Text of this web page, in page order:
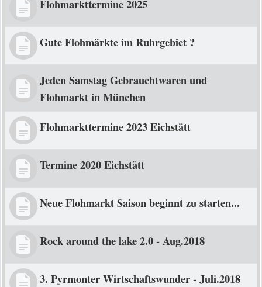
Flohmarkttermine 2025
Gute Flohmärkte im Ruhrgebiet ?
Jeden Samstag Gebrauchtwaren und
Flohmarkt in München
Flohmarkttermine 2023 Eichstätt
Termine 2020 Eichstätt
Neue Flohmarkt Saison beginnt zu starten...
Rock around the lake 2.0 - Aug.2018
3. Pyrmonter Wirtschaftswunder - Juli.2018